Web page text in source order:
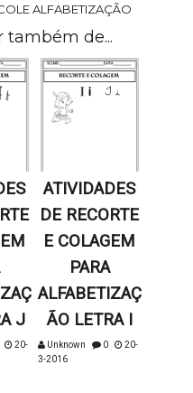
ALFABETIZAÇÃO
também de...
J
20-
ATIVIDADES
DE RECORTE
E COLAGEM
PARA
ALFABETIZAÇ
ÃO LETRA I
Unknown 0
20-
3-2016